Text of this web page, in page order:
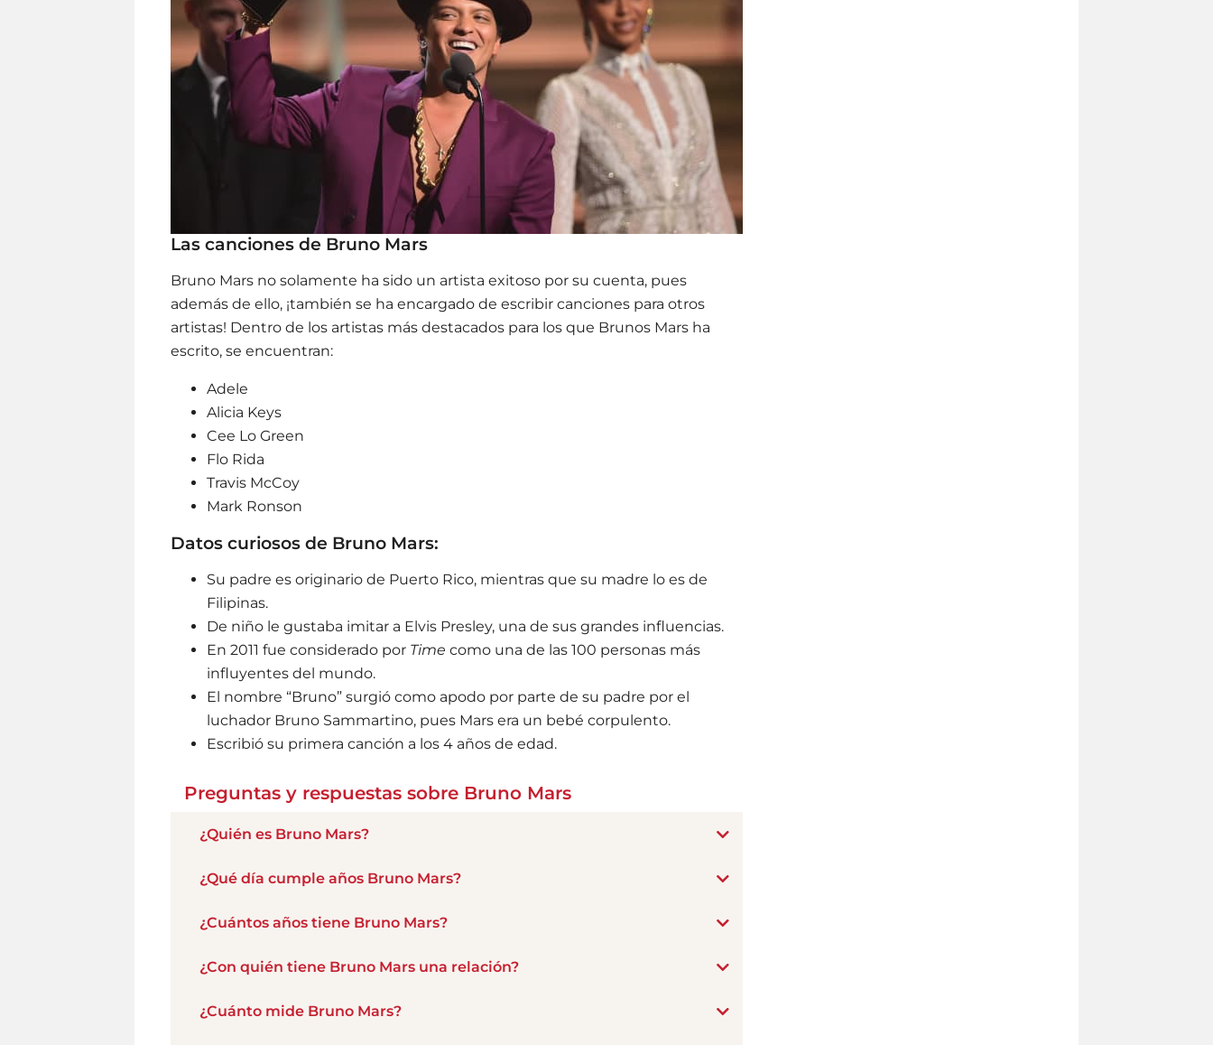
Las canciones de Bruno Mars
Bruno Mars no solamente ha sido un artista exitoso por su cuenta, pues
además de ello, ¡también se ha encargado de escribir canciones para otros
artistas! Dentro de los artistas más destacados para los que Brunos Mars ha
escrito, se encuentran:
Adele
Alicia Keys
Cee Lo Green
Flo Rida
Travis McCoy
Mark Ronson
Datos curiosos de Bruno Mars:
Su padre es originario de Puerto Rico, mientras que su madre lo es de
Filipinas.
De niño le gustaba imitar a Elvis Presley, una de sus grandes influencias.
En 2011 fue considerado por Time como una de las 100 personas más
influyentes del mundo.
El nombre “Bruno” surgió como apodo por parte de su padre por el
luchador Bruno Sammartino, pues Mars era un bebé corpulento.
Escribió su primera canción a los 4 años de edad.
Preguntas y respuestas sobre Bruno Mars
¿Quién es Bruno Mars?
¿Qué día cumple años Bruno Mars?
¿Cuántos años tiene Bruno Mars?
¿Con quién tiene Bruno Mars una relación?
¿Cuánto mide Bruno Mars?